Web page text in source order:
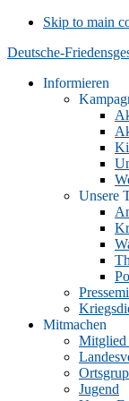
Skip to main
Deutsche-
Informieren
Unsere
Mitmachen
Mitglied
Jugend